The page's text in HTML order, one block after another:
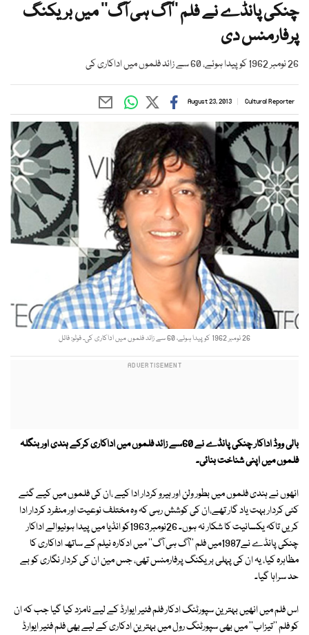
چنکی پانڈے نے فلم ’’آگ ہی آگ‘‘ میں بریکنگ
پرفارمنس دی
26 نومبر 1962 کو پیدا ہوئے، 60 سے زائد فلموں میں اداکاری کی
Cultural Reporter
August 23, 2013
26 نومبر 1962 کو پیدا ہوئے، 60 سے زائد فلموں میں اداکاری کی۔ فوٹو: فائل
بالی ووڈ اداکار چنکی پانڈے نے 60سے زائد فلموں میں اداکاری کرکے ہندی اور بنگلہ
فلموں میں اپنی شناخت بنائی۔
انھوں نے ہندی فلموں میں بطور ولن اور ہیرو کردار ادا کیے ،ان کی فلموں میں کیے گئے
کئی کردار بہت یاد گار تھے،ان کی کوشش رہی کہ وہ مختلف نوعیت اور منفرد کردار ادا
کریں تاکہ یکسانیت کا شکار نہ ہوں۔ 26نومبر1963کو انڈیا میں پیدا ہونیوالے اداکار
چنکی پانڈے نے1987میں فلم ''آگ ہی آگ'' میں ادکارہ نیلم کے ساتھ اداکاری کا
مظاہرہ کیا، یہ ان کی پہلی بریکنگ پرفارمنس تھی، جس مین ان کی کردار نگاری کو بے
حد سراہا گیا۔
اس فلم میں انھیں بہترین سپورٹنگ ادکار فلم فئیر ایوارڈ کے لیے نامزد کیا گیا جب کہ ان
کو فلم ''تیزاب'' میں بھی سپورٹنگ رول میں بہترین ادکاری کے لیے بھی فلم فئیر ایوارڈ